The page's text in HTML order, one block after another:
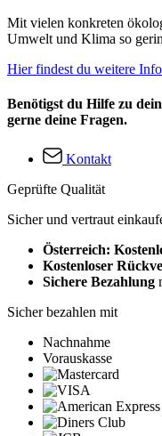
Mit vielen konkreten
Umwelt und Klima so
Hier findest du weitere
Benötigst du Hilfe zu
gerne deine Fragen.
Kontakt
Geprüfte Qualität
Sicher und vertraut
Österreich:
Kostenloser
Sichere Bezahlung
Sicher bezahlen mit
Nachnahme
Vorauskasse